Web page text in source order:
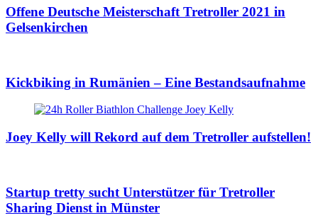
Offene Deutsche Meisterschaft Tretroller 2021 in
Gelsenkirchen
Kickbiking in Rumänien – Eine Bestandsaufnahme
Joey Kelly will Rekord auf dem Tretroller aufstellen!
Startup tretty sucht Unterstützer für Tretroller
Sharing Dienst in Münster